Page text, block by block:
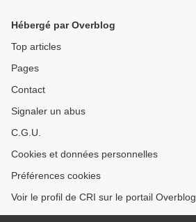
Hébergé par Overblog
Top articles
Pages
Contact
Signaler un abus
C.G.U.
Cookies et données personnelles
Préférences cookies
Voir le profil de CRI sur le portail Overblog